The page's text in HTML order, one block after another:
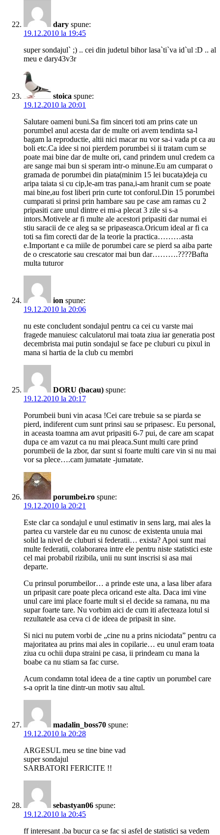
dary spune:
19.12.2010 la 19:45
super sondajul` ;) .. cei din judetul bihor lasa`ti`va id`ul :D .. al
meu e dary43v3r
stoica spune:
19.12.2010 la 20:01
Salutare oameni buni.Sa fim sinceri toti am prins cate un
porumbel anul acesta dar de multe ori avem tendinta sa-l
bagam la reproductie, altii nici macar nu vor sa-i vada pt ca au
boli etc.Ca idee si noi pierdem porumbei si ii tratam cum se
poate mai bine dar de multe ori, cand prindem unul credem ca
are sange mai bun si speram intr-o minune.Eu am cumparat o
gramada de porumbei din piata(minim 15 lei bucata)deja cu
aripa taiata si cu cip,le-am tras pana,i-am hranit cum se poate
mai bine,au fost liberi prin curte tot conforul.Din 15 porumbei
cumparati si prinsi prin hambare sau pe case am ramas cu 2
pripasiti care unul dintre ei mi-a plecat 3 zile si s-a
intors.Motivele ar fi multe ale acestori pripasiti dar numai ei
stiu saracii de ce aleg sa se pripaseasca.Oricum ideal ar fi ca
toti sa fim corecti dar de la teorie la practica………asta
e.Important e ca miile de porumbei care se pierd sa aiba parte
de o crescatorie sau crescator mai bun dar……….????Bafta
multa tuturor
ion spune:
19.12.2010 la 20:06
nu este concludent sondajul pentru ca cei cu varste mai
fragede manuiesc calculatorul mai toata ziua iar generatia post
decembrista mai putin sondajul se face pe cluburi cu pixul in
mana si hartia de la club cu membri
DORU (bacau) spune:
19.12.2010 la 20:17
Porumbeii buni vin acasa !Cei care trebuie sa se piarda se
pierd, indiferent cum sunt prinsi sau se pripasesc. Eu personal,
in aceasta toamna am avut pripasiti 6-7 pui, de care am scapat
dupa ce am vazut ca nu mai pleaca.Sunt multi care prind
porumbeii de la zbor, dar sunt si foarte multi care vin si nu mai
vor sa plece….cam jumatate -jumatate.
porumbei.ro spune:
19.12.2010 la 20:21
Este clar ca sondajul e unul estimativ in sens larg, mai ales la
partea cu varstele dar eu nu cunosc de existenta unuia mai
solid la nivel de cluburi si federatii… exista? Apoi sunt mai
multe federatii, colaborarea intre ele pentru niste statistici este
cel mai probabil rizibila, unii nu sunt inscrisi si asa mai
departe.
Cu prinsul porumbeilor… a prinde este una, a lasa liber afara
un pripasit care poate pleca oricand este alta. Daca imi vine
unul care imi place foarte mult si el decide sa ramana, nu ma
supar foarte tare. Nu vorbim aici de cum iti afecteaza lotul si
rezultatele asa ceva ci de ideea de pripasit in sine.
Si nici nu putem vorbi de „cine nu a prins niciodata” pentru ca
majoritatea au prins mai ales in copilarie… eu unul eram toata
ziua cu ochii dupa straini pe casa, ii prindeam cu mana la
boabe ca nu stiam sa fac curse.
Acum condamn total ideea de a tine captiv un porumbel care
s-a oprit la tine dintr-un motiv sau altul.
madalin_boss70 spune:
19.12.2010 la 20:28
ARGESUL meu se tine bine vad
super sondajul
SARBATORI FERICITE !!
sebastyan06 spune:
19.12.2010 la 20:45
ff interesant .ba bucur ca se fac si asfel de statistici sa vedem